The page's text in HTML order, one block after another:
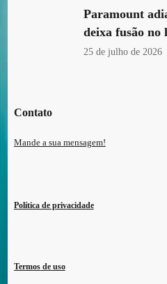
Paramount
deixa fusão no
25 de julho de 2026
Contato
Mande a sua mensagem!
Política de privacidade
Termos de uso